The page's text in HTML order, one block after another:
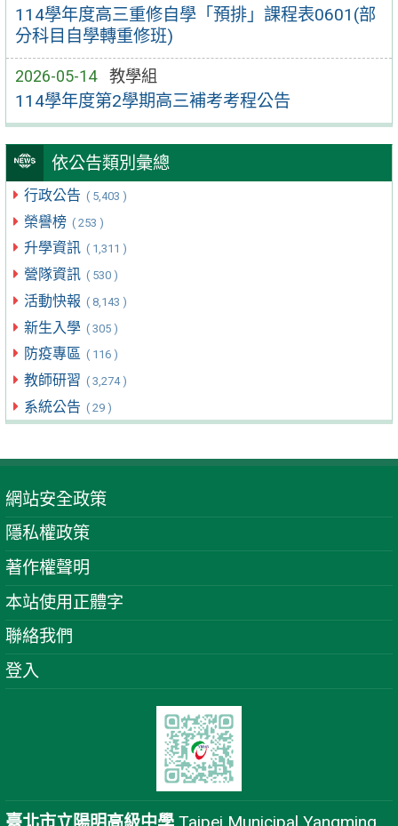
114學年度高三重修自學「預排」課程表0601(部
分科目自學轉重修班)
2026-05-14 教學組
114學年度第2學期高三補考考程公告
依公告類別彙總
行政公告 ( 5,403 )
榮譽榜 ( 253 )
升學資訊 ( 1,311 )
營隊資訊 ( 530 )
活動快報 ( 8,143 )
新生入學 ( 305 )
防疫專區 ( 116 )
教師研習 ( 3,274 )
系統公告 ( 29 )
網站安全政策
隱私權政策
著作權聲明
本站使用正體字
聯絡我們
登入